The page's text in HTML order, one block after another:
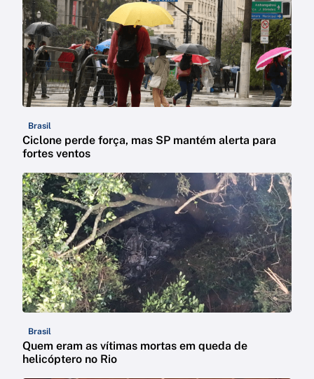
Brasil
Ciclone perde força, mas SP mantém alerta para
fortes ventos
Brasil
Quem eram as vítimas mortas em queda de
helicóptero no Rio